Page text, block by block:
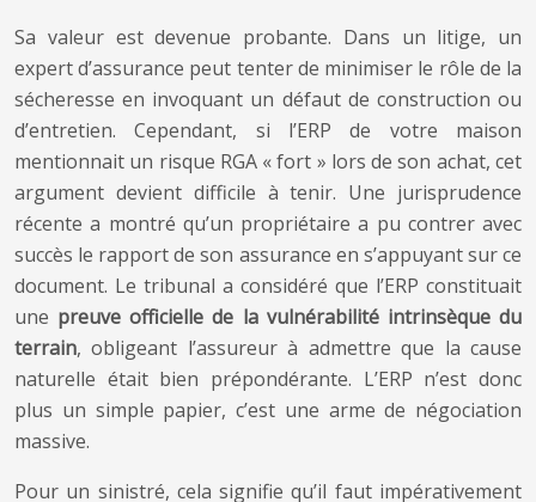
Sa valeur est devenue probante. Dans un litige, un
expert d’assurance peut tenter de minimiser le rôle de la
sécheresse en invoquant un défaut de construction ou
d’entretien. Cependant, si l’ERP de votre maison
mentionnait un risque RGA « fort » lors de son achat, cet
argument devient difficile à tenir. Une jurisprudence
récente a montré qu’un propriétaire a pu contrer avec
succès le rapport de son assurance en s’appuyant sur ce
document. Le tribunal a considéré que l’ERP constituait
une preuve officielle de la vulnérabilité intrinsèque du
terrain, obligeant l’assureur à admettre que la cause
naturelle était bien prépondérante. L’ERP n’est donc
plus un simple papier, c’est une arme de négociation
massive.
Pour un sinistré, cela signifie qu’il faut impérativement